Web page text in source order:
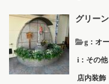
グリー
g：オ
i：その他
店内装飾